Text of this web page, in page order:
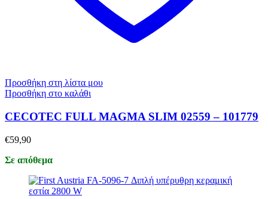
Προσθήκη στη λίστα μου
Προσθήκη στο καλάθι
CECOTEC FULL MAGMA SLIM 02559 – 101779
€59,90
Σε απόθεμα